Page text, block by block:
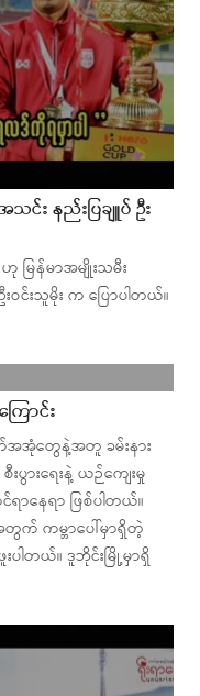
င်း နည်းပြချူပ် ဦး
ြန်မာအမျိုးသမီး
င်းသူမိုး က ပြောပါတယ်။
ောင်း
အုံတွေနဲ့အတူ ခမ်းနား
ားရေးနဲ့ ယဉ်ကျေးမှု
နေရာ ဖြစ်ပါတယ်။
ကမ္ဘာပေါ်မှာရှိတဲ့
ပါတယ်။ ဒူဘိုင်းမြို့မှာရှိ